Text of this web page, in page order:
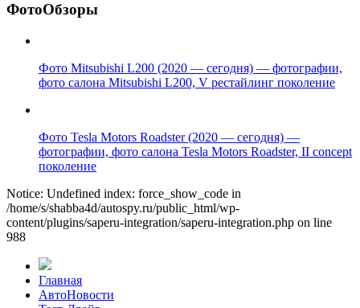
ФотоОбзоры
Фото Mitsubishi L200 (2020 — сегодня) — фотографии,
фото салона Mitsubishi L200, V рестайлинг поколение
Фото Tesla Motors Roadster (2020 — сегодня) —
фотографии, фото салона Tesla Motors Roadster, II concept
поколение
Notice: Undefined index: force_show_code in
/home/s/shabba4d/autospy.ru/public_html/wp-
content/plugins/saperu-integration/saperu-integration.php on line
988
Главная
АвтоНовости